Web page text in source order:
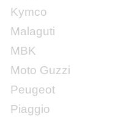
Kymco
Malaguti
MBK
Moto Guzzi
Peugeot
Piaggio